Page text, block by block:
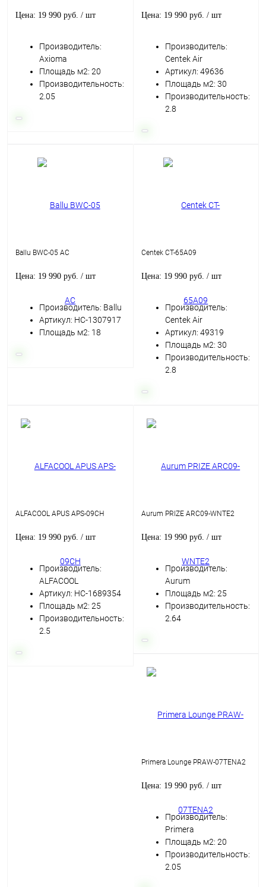
Цена: 19 990 руб. / шт
Производитель:
Axioma
Площадь м2: 20
Производительность:
2.05
Цена: 19 990 руб. / шт
Производитель:
Centek Air
Артикул: 49636
Площадь м2: 30
Производительность:
2.8
Ballu BWC-05 AC
Цена: 19 990 руб. / шт
Производитель: Ballu
Артикул: НС-1307917
Площадь м2: 18
Centek CT-65A09
Цена: 19 990 руб. / шт
Производитель:
Centek Air
Артикул: 49319
Площадь м2: 30
Производительность:
2.8
ALFACOOL APUS APS-09CH
Цена: 19 990 руб. / шт
Производитель:
ALFACOOL
Артикул: НС-1689354
Площадь м2: 25
Производительность:
2.5
Aurum PRIZE ARC09-WNTE2
Цена: 19 990 руб. / шт
Производитель:
Aurum
Площадь м2: 25
Производительность:
2.64
Primera Lounge PRAW-07TENA2
Цена: 19 990 руб. / шт
Производитель:
Primera
Площадь м2: 20
Производительность:
2.05